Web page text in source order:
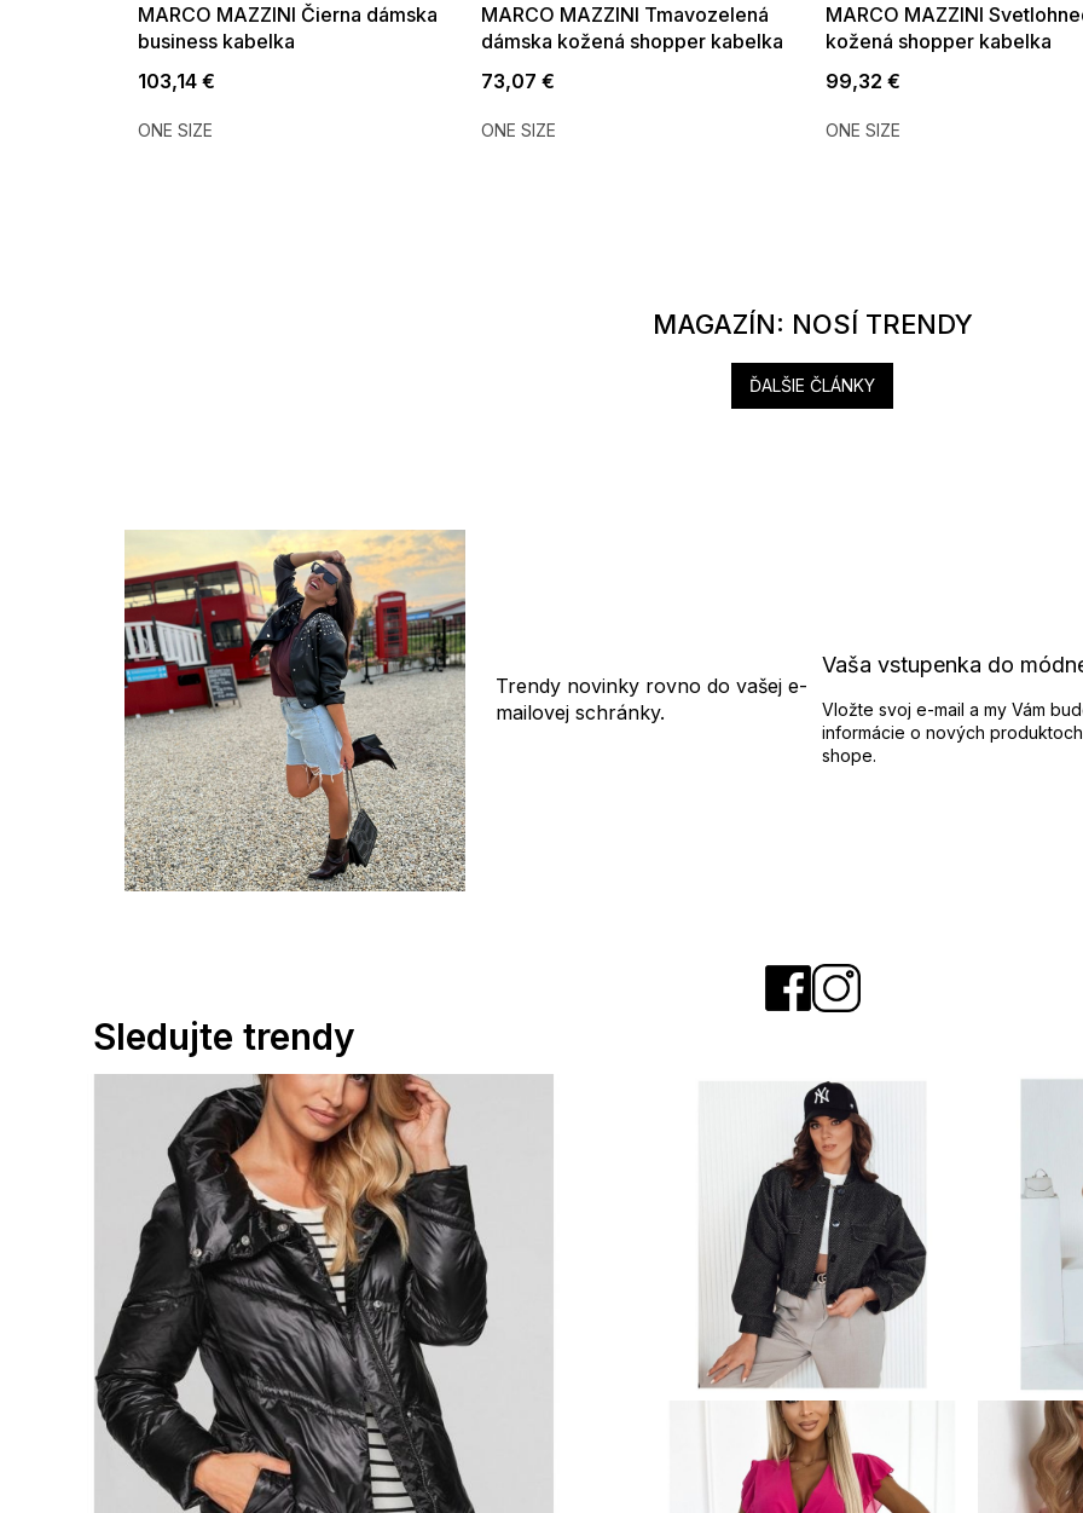
MARCO MAZZINI Čierna dámska
business kabelka
103,14 €
ONE SIZE
MARCO MAZZINI Tmavozelená
dámska kožená shopper kabelka
73,07 €
ONE SIZE
MARCO MAZZINI
kožená shopper kabelka
99,32 €
ONE SIZE
MAGAZÍN: NOSÍ TRENDY
ĎALŠIE ČLÁNKY
Trendy novinky rovno do vašej e-
mailovej schránky.
Vaša vstupenka do
Vložte svoj e-mail a my Vám
informácie o nových
shope.